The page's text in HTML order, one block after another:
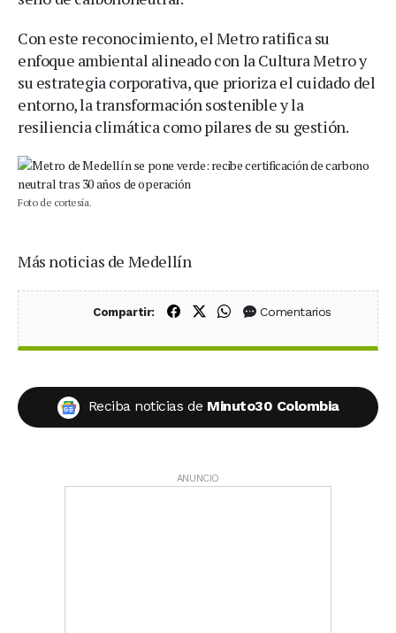
Con este reconocimiento, el Metro ratifica su
enfoque ambiental alineado con la Cultura Metro y
su estrategia corporativa, que prioriza el cuidado del
entorno, la transformación sostenible y la
resiliencia climática como pilares de su gestión.
Foto de cortesía.
Más noticias de Medellín
Compartir: Compartir en Facebook
Compartir en X (Twitter)
Compartir en WhatsApp
Comentarios
Reciba noticias de Minuto30 Colombia
ANUNCIO